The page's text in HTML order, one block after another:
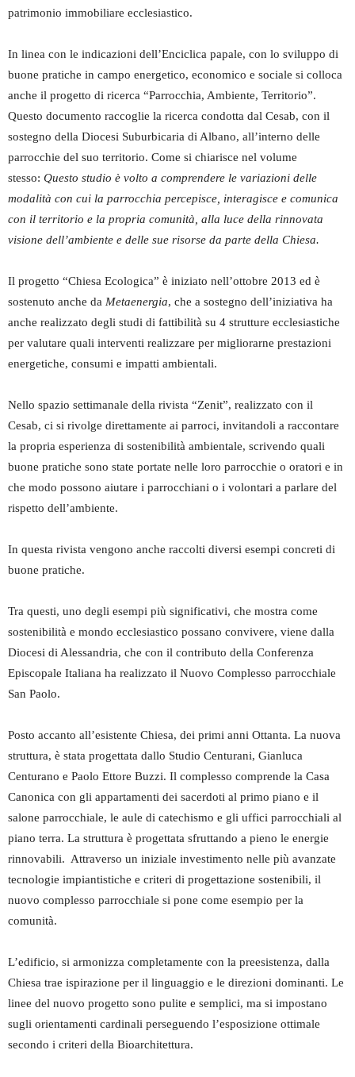
patrimonio immobiliare ecclesiastico.
In linea con le indicazioni dell’Enciclica papale, con lo sviluppo di
buone pratiche in campo energetico, economico e sociale si colloca
anche il progetto di ricerca “Parrocchia, Ambiente, Territorio”.
Questo documento raccoglie la ricerca condotta dal Cesab, con il
sostegno della Diocesi Suburbicaria di Albano, all’interno delle
parrocchie del suo territorio. Come si chiarisce nel volume
stesso: Questo studio è volto a comprendere le variazioni delle
modalità con cui la parrocchia percepisce, interagisce e comunica
con il territorio e la propria comunità, alla luce della rinnovata
visione dell’ambiente e delle sue risorse da parte della Chiesa.
Il progetto “Chiesa Ecologica” è iniziato nell’ottobre 2013 ed è
sostenuto anche da Metaenergia, che a sostegno dell’iniziativa ha
anche realizzato degli studi di fattibilità su 4 strutture ecclesiastiche
per valutare quali interventi realizzare per migliorarne prestazioni
energetiche, consumi e impatti ambientali.
Nello spazio settimanale della rivista “Zenit”, realizzato con il
Cesab, ci si rivolge direttamente ai parroci, invitandoli a raccontare
la propria esperienza di sostenibilità ambientale, scrivendo quali
buone pratiche sono state portate nelle loro parrocchie o oratori e in
che modo possono aiutare i parrocchiani o i volontari a parlare del
rispetto dell’ambiente.
In questa rivista vengono anche raccolti diversi esempi concreti di
buone pratiche.
Tra questi, uno degli esempi più significativi, che mostra come
sostenibilità e mondo ecclesiastico possano convivere, viene dalla
Diocesi di Alessandria, che con il contributo della Conferenza
Episcopale Italiana ha realizzato il Nuovo Complesso parrocchiale
San Paolo.
Posto accanto all’esistente Chiesa, dei primi anni Ottanta. La nuova
struttura, è stata progettata dallo Studio Centurani, Gianluca
Centurano e Paolo Ettore Buzzi. Il complesso comprende la Casa
Canonica con gli appartamenti dei sacerdoti al primo piano e il
salone parrocchiale, le aule di catechismo e gli uffici parrocchiali al
piano terra. La struttura è progettata sfruttando a pieno le energie
rinnovabili. Attraverso un iniziale investimento nelle più avanzate
tecnologie impiantistiche e criteri di progettazione sostenibili, il
nuovo complesso parrocchiale si pone come esempio per la
comunità.
L’edificio, si armonizza completamente con la preesistenza, dalla
Chiesa trae ispirazione per il linguaggio e le direzioni dominanti. Le
linee del nuovo progetto sono pulite e semplici, ma si impostano
sugli orientamenti cardinali perseguendo l’esposizione ottimale
secondo i criteri della Bioarchitettura.